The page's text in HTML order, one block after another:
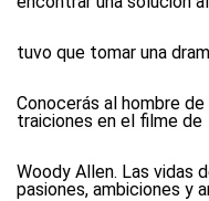
tuvo que tomar una
Conocerás al hombre
traiciones en el filme de
Woody Allen. Las vidas
pasiones, ambiciones y